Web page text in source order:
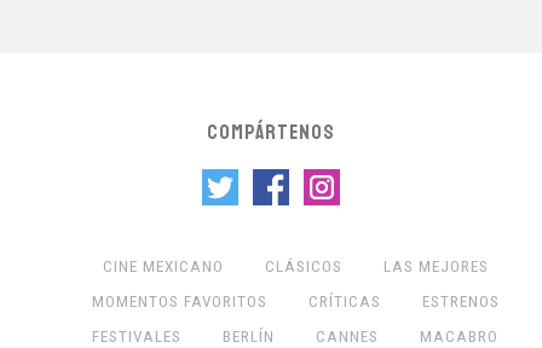
COMPÁRTENOS
CINE MEXICANO CLÁSICOS
LAS MEJORES
MOMENTOS FAVORITOS
CRÍTICAS
ESTRENOS
FESTIVALES
BERLÍN CANNES
MACABRO